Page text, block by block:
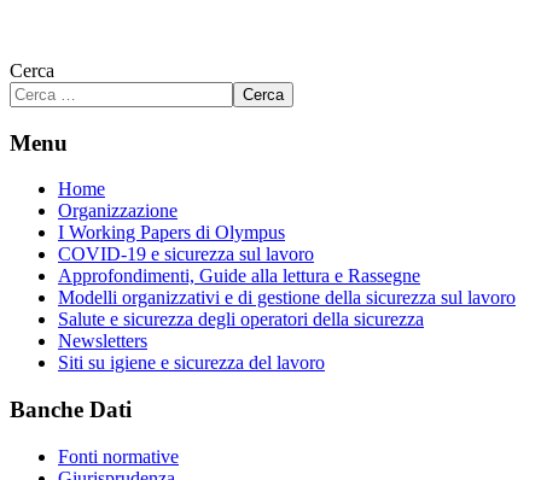
Cerca
Cerca
Menu
Home
Organizzazione
I Working Papers di Olympus
COVID-19 e sicurezza sul lavoro
Approfondimenti, Guide alla lettura e Rassegne
Modelli organizzativi e di gestione della sicurezza sul lavoro
Salute e sicurezza degli operatori della sicurezza
Newsletters
Siti su igiene e sicurezza del lavoro
Banche Dati
Fonti normative